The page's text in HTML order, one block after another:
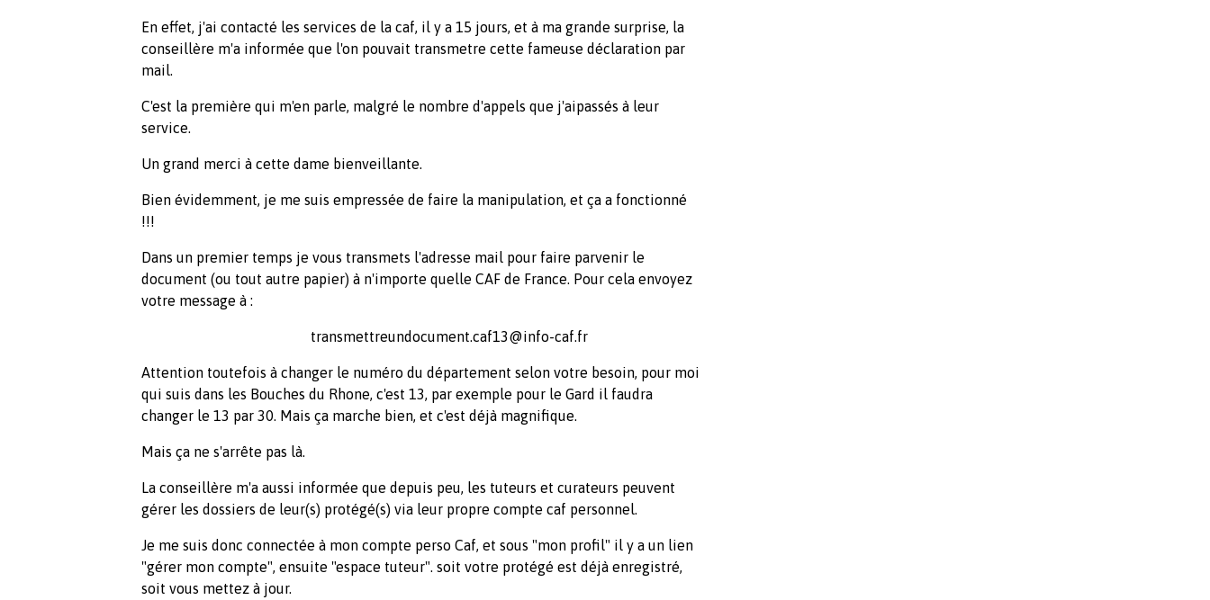
En effet, j'ai contacté les services de la caf, il y a 15 jours, et à ma grande surprise, la
conseillère m'a informée que l'on pouvait transmetre cette fameuse déclaration par
mail.
C'est la première qui m'en parle, malgré le nombre d'appels que j'aipassés à leur
service.
Un grand merci à cette dame bienveillante.
Bien évidemment, je me suis empressée de faire la manipulation, et ça a fonctionné
!!!
Dans un premier temps je vous transmets l'adresse mail pour faire parvenir le
document (ou tout autre papier) à n'importe quelle CAF de France. Pour cela envoyez
votre message à :
transmettreundocument.caf13@info-caf.fr
Attention toutefois à changer le numéro du département selon votre besoin, pour moi
qui suis dans les Bouches du Rhone, c'est 13, par exemple pour le Gard il faudra
changer le 13 par 30. Mais ça marche bien, et c'est déjà magnifique.
Mais ça ne s'arrête pas là.
La conseillère m'a aussi informée que depuis peu, les tuteurs et curateurs peuvent
gérer les dossiers de leur(s) protégé(s) via leur propre compte caf personnel.
Je me suis donc connectée à mon compte perso Caf, et sous "mon profil" il y a un lien
"gérer mon compte", ensuite "espace tuteur". soit votre protégé est déjà enregistré,
soit vous mettez à jour.